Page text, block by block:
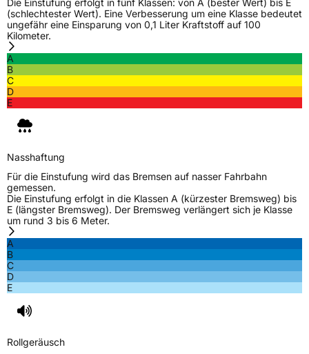
(schlechtester Wert). Eine Verbesserung um eine Klasse bedeutet
ungefähr eine Einsparung von 0,1 Liter Kraftstoff auf 100
Kilometer.
A
B
C
D
E
Nasshaftung
Für die Einstufung wird das Bremsen auf nasser Fahrbahn
gemessen.
Die Einstufung erfolgt in die Klassen A (kürzester Bremsweg) bis
E (längster Bremsweg). Der Bremsweg verlängert sich je Klasse
um rund 3 bis 6 Meter.
A
B
C
D
E
Rollgeräusch